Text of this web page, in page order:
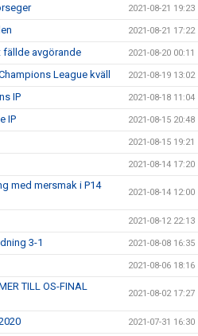
2021-08-21 19:23
2021-08-21 17:22
fällde avgörande 2021-08-20 00:11
League kväll 2021-08-19 13:02
IP 2021-08-18 11:04
IP 2021-08-15 20:48
2021-08-15 19:21
2021-08-14 17:20
med mersmak i P14
2021-08-14 12:00
2021-08-12 22:13
3-1 2021-08-08 16:35
2021-08-06 18:16
TILL OS-FINAL
2021-08-02 17:27
2021-07-31 16:30